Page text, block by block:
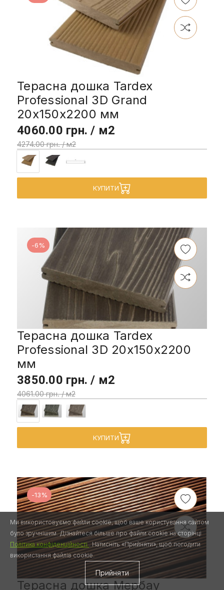
Терасна дошка Tardex
Professional 3D Grand
20x150x2200 мм
4060.00 грн. / м2
4274.00 грн. / м2
КУПИТИ
-6%
Терасна дошка Tardex
Professional 3D 20x150x2200
мм
3850.00 грн. / м2
4061.00 грн. / м2
КУПИТИ
-13%
Терасна дошка Мербау
Ми використовуємо файли cookie, щоб ваше користування сайтом
було зручнішим. Дізнайтеся більше про файли cookie на сторінці
Політика конфіденційності. Натисніть «Прийняти», щоб погодити
використання файлів cookie.
Прийняти